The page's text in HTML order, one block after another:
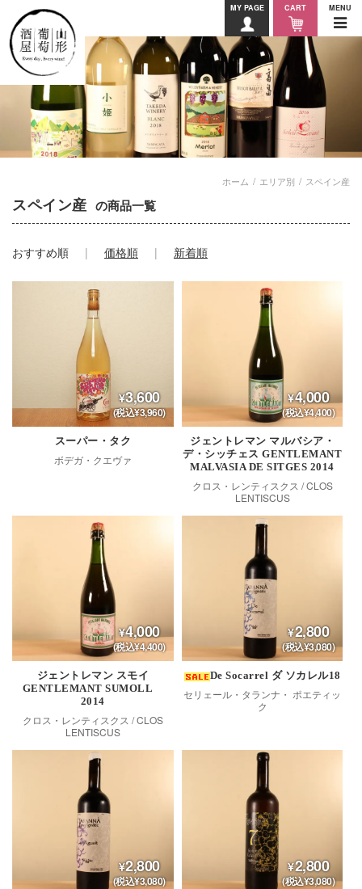
MY PAGE CART MENU
ホーム エリア別 スペイン産
スペイン産 の商品一覧
おすすめ順 価格順 新着順
3,600
(税込¥3,960)
スーパー・タク
ボデガ・クエヴァ
4,000
(税込¥4,400)
ジェントレマン マルバシア・
デ・シッチェス GENTLEMANT
MALVASIA DE SITGES 2014
クロス・レンティスクス / CLOS
LENTISCUS
4,000
(税込¥4,400)
ジェントレマン スモイ
GENTLEMANT SUMOLL
2014
クロス・レンティスクス / CLOS
LENTISCUS
2,800
(税込¥3,080)
De Socarrel ダ ソカレル18
セリェール・タランナ・ ポエティッ
ク
2,800
(税込¥3,080)
2,800
(税込¥3,080)